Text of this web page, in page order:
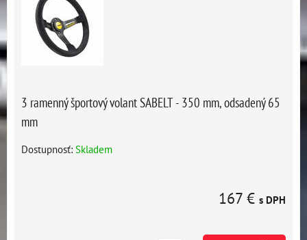
3 ramenný športový volant SABELT - 350 mm, odsadený 65
mm
Dostupnosť: Skladem
167 € s DPH